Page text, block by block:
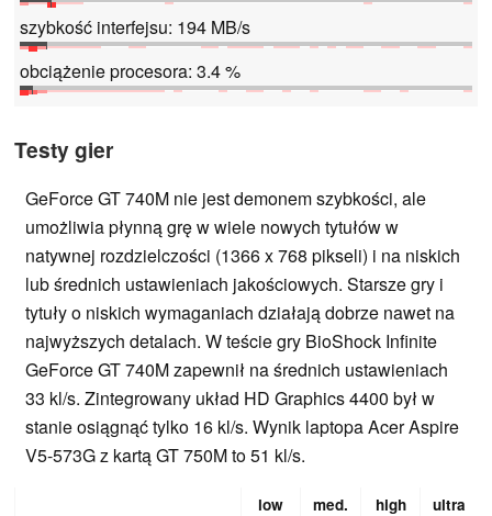
szybkość interfejsu: 194 MB/s
obciążenie procesora: 3.4 %
Testy gier
GeForce GT 740M nie jest demonem szybkości, ale
umożliwia płynną grę w wiele nowych tytułów w
natywnej rozdzielczości (1366 x 768 pikseli) i na niskich
lub średnich ustawieniach jakościowych. Starsze gry i
tytuły o niskich wymaganiach działają dobrze nawet na
najwyższych detalach. W teście gry BioShock Infinite
GeForce GT 740M zapewnił na średnich ustawieniach
33 kl/s. Zintegrowany układ HD Graphics 4400 był w
stanie osiągnąć tylko 16 kl/s. Wynik laptopa Acer Aspire
V5-573G z kartą GT 750M to 51 kl/s.
low med. high ultra